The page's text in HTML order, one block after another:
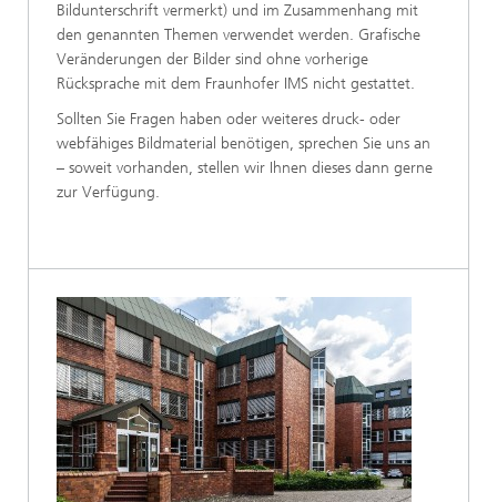
Bildunterschrift vermerkt) und im Zusammenhang mit
den genannten Themen verwendet werden. Grafische
Veränderungen der Bilder sind ohne vorherige
Rücksprache mit dem Fraunhofer IMS nicht gestattet.
Sollten Sie Fragen haben oder weiteres druck- oder
webfähiges Bildmaterial benötigen, sprechen Sie uns an
– soweit vorhanden, stellen wir Ihnen dieses dann gerne
zur Verfügung.